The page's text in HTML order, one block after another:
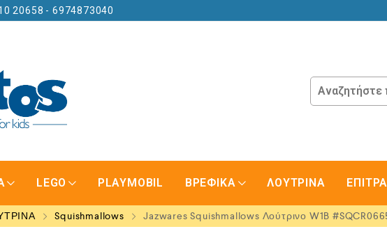
20658 - 6974873040
LEGO PLAYMOBIL ΒΡΕΦΙΚΑ ΛΟΥΤΡΙΝΑ
Squishmallows Jazwares Squishmallows Λούτρινο W1B